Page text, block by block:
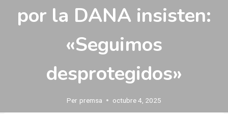
por la DANA insisten:
«Seguimos
desprotegidos»
Per premsa octubre 4, 2025